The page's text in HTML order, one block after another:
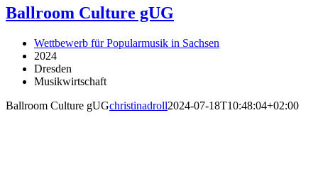
Ballroom Culture gUG
Wettbewerb für Popularmusik in Sachsen
2024
Dresden
Musikwirtschaft
Ballroom Culture gUGchristinadroll2024-07-18T10:48:04+02:00